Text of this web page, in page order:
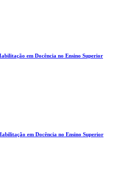
em Docência no Ensino Superior
em Docência no Ensino Superior